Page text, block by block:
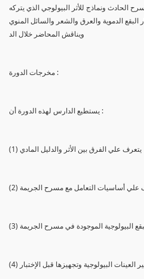
الحادث ونماذج للأثر البيولوجي الذي يتركه
الدموية والعرق والشعر والسائل المنوي
ويناقش المحاضر خلال الد
مخرجات الدورة :
يستطيع الدارس لهذه الدورة أن :
(1) يتعرف علي الفرق بين الأثر والدليل المادي
علي أساسيات التعامل مع مسرح الجريمة
البيولوجية الموجودة في مسرح الجريمة
البيولوجية وتجهيزها قبل الإختبار